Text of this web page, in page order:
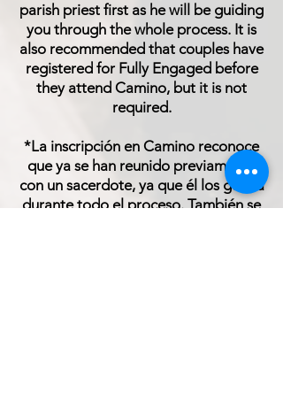
parish priest first as he will be guiding
you through the whole process. It is
also recommended that couples have
registered for Fully Engaged before
they attend Camino, but it is not
required.
*La inscripción en Camino reconoce
que ya se han reunido previamente
con un sacerdote, ya que él los guiará
durante todo el proceso. También se